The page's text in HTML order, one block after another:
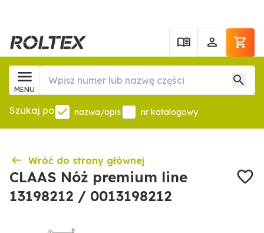
MENU
Szukaj po nazwa/opis nr katalogowy
Wróć do strony głównej
CLAAS Nóż premium line
13198212 / 0013198212